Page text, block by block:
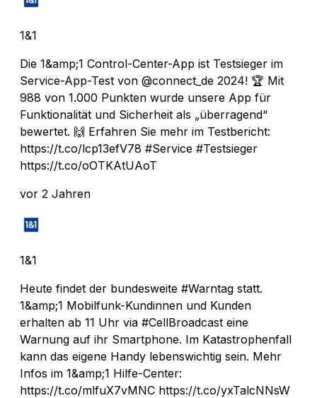
1&1
Die 1&amp;1 Control-Center-App ist Testsieger im
Service-App-Test von @connect_de 2024! 🏆 Mit
988 von 1.000 Punkten wurde unsere App für
Funktionalität und Sicherheit als „überragend“
bewertet. 🙌 Erfahren Sie mehr im Testbericht:
https://t.co/lcp13efV78 #Service #Testsieger
https://t.co/oOTKAtUAoT
vor 2 Jahren
1&1
Heute findet der bundesweite #Warntag statt.
1&amp;1 Mobilfunk-Kundinnen und Kunden
erhalten ab 11 Uhr via #CellBroadcast eine
Warnung auf ihr Smartphone. Im Katastrophenfall
kann das eigene Handy lebenswichtig sein. Mehr
Infos im 1&amp;1 Hilfe-Center:
https://t.co/mlfuX7vMNC https://t.co/yxTalcNNsW